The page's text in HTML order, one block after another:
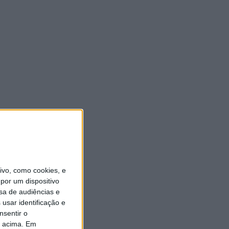
como cookies, e
um dispositivo
de audiências e
identificação e
o
Em